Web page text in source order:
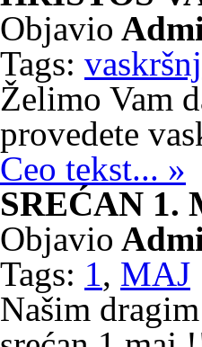
Objavio
Tags:
Želimo Vam
provedete
Ceo tekst... »
SREĆAN 1.
Objavio
Tags: 1, MAJ
Našim